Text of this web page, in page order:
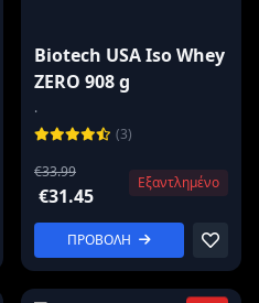
Biotech USA Iso Whey
ZERO 908 g
.
(3)
€33.99
€31.45
Εξαντλημένο
ΠΡΟΒΟΛΗ